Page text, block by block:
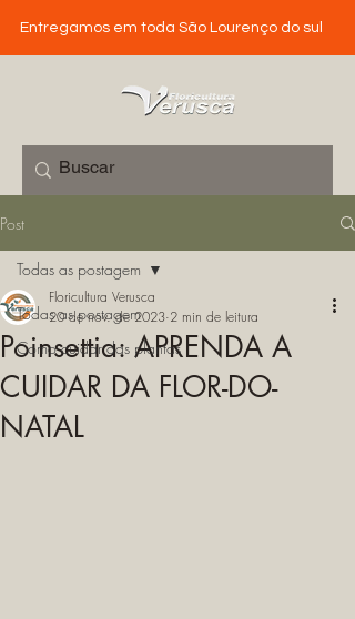
Entregamos em toda São Lourenço do sul
Post
Todas as postagem
Como cuidar das plantas
Todas as postagem
Poinsettia: APRENDA A
CUIDAR DA FLOR-DO-
NATAL
Floricultura Verusca
20 de nov. de 2023 2 min de leitura